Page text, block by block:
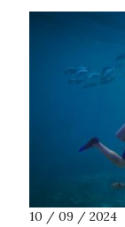
10 / 09 / 2024